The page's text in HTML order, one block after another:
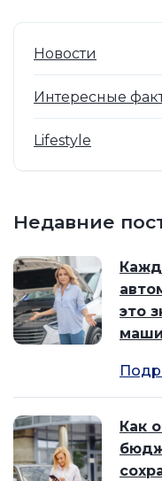
Новости
Интересные
Lifestyle
Недавние
это
Как